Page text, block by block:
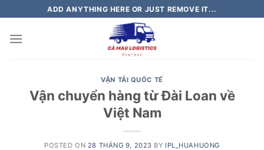
to
content
ADD ANYTHING HERE OR JUST REMOVE IT...
VẬN TẢI QUỐC TẾ
Vận chuyển hàng từ Đài Loan về
Việt Nam
POSTED ON 28 THÁNG 9, 2023 BY IPL_HUAHUONG